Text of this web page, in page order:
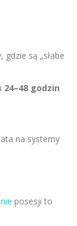
są „słabe
24–48 godzin
na systemy
posesji to